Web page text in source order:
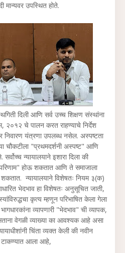
उपस्थित होते.
दिली आणि सर्व उच्च शिक्षण संस्थांना
२०१२ चे पालन करत राहण्याचे निर्देश
निवारण यंत्रणा उपलब्ध नसेल. अस्पष्टता
चौकटीला "प्रथमदर्शनी अस्पष्ट" आणि
न्यायालयाने इशारा दिला की
होऊ शकतात आणि ते समाजाला
न्यायालयाने विशेषतः नियम ३(क)
भेदभाव हा विशेषतः अनुसूचित जाती,
कृत्य म्हणून परिभाषित केला गेला
व्यापणारी "भेदभाव" ची व्यापक,
वेगळी व्याख्या का आवश्यक आहे असा
चिंता व्यक्त केली की नवीन
टाकण्यात आला आहे,